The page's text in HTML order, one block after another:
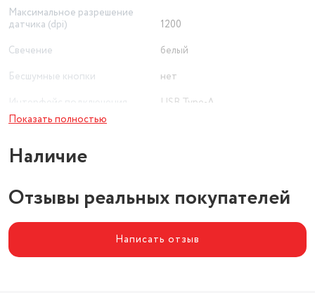
Максимальное разрешение
датчика (dpi)
1200
Свечение
белый
Бесшумные кнопки
нет
USB Type-A
Показать полностью
Наличие
Отзывы реальных покупателей
Написать отзыв